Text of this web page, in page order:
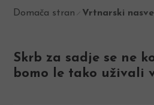
Domača stran Vrtnarski
Skrb za sadje se ne
bomo le tako uživali